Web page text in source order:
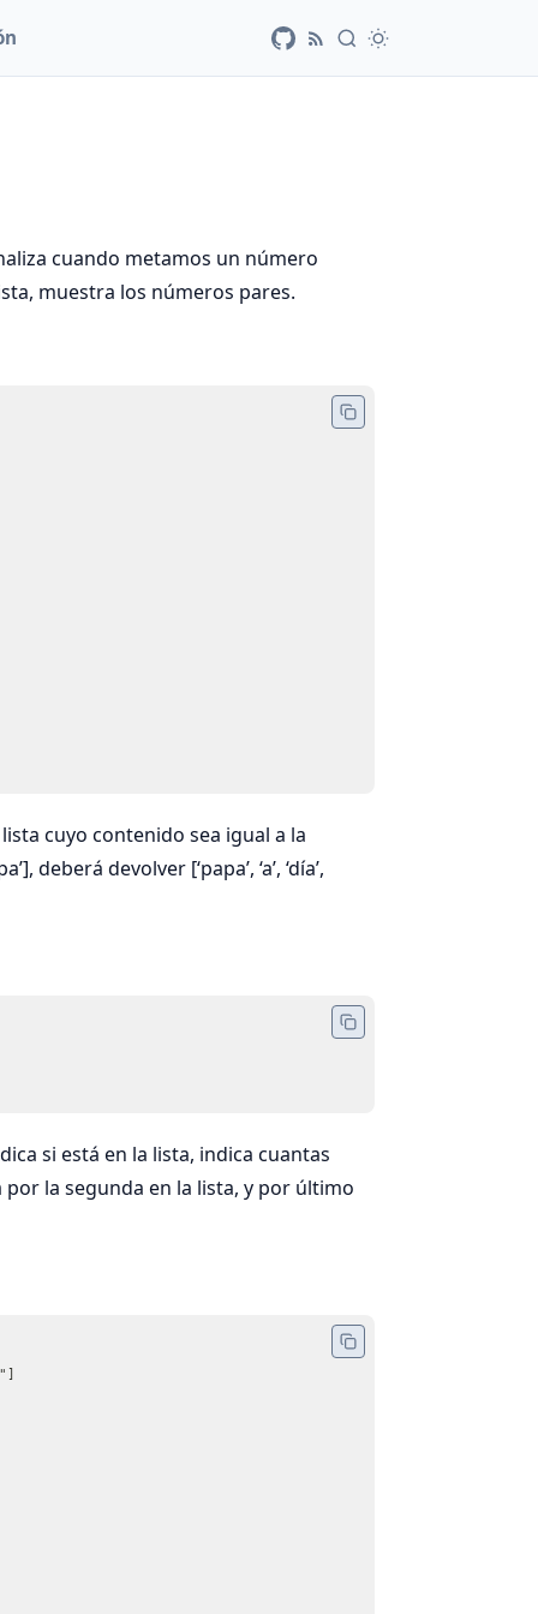
cuando metamos un número
muestra los números pares.
cuyo contenido sea igual a la
deberá devolver [‘papa’, ‘a’, ‘día’,
si está en la lista, indica cuantas
la segunda en la lista, y por último